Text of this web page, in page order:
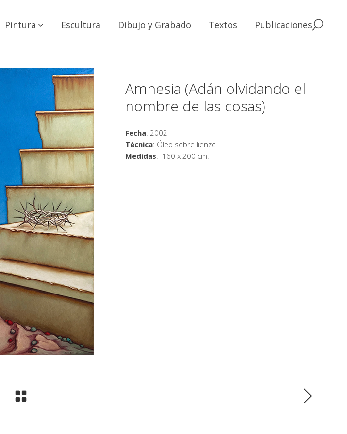
Pintura Escultura Dibujo y Grabado Textos Publicaciones
Amnesia (Adán olvidando el
nombre de las cosas)
Fecha: 2002
Técnica: Óleo sobre lienzo
Medidas: 160 x 200 cm.